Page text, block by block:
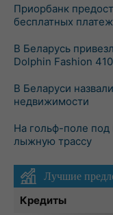
Приорбанк
бесплатных
В Беларусь
Dolphin Fashion 410
В Беларуси
недвижимости
На гольф-поле
лыжную трассу
Лучшие
Кредиты